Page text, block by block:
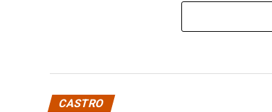
CASTRO